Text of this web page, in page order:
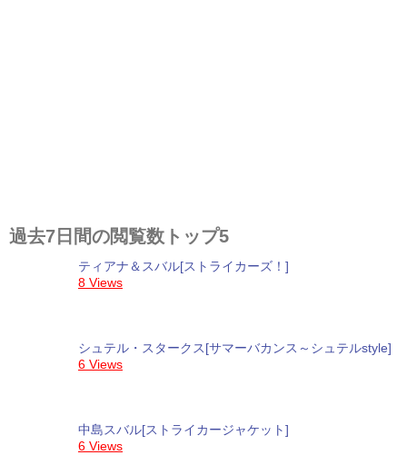
過去7日間の閲覧数トップ5
ティアナ＆スバル[ストライカーズ！]
8 Views
シュテル・スタークス[サマーバカンス～シュテルstyle]
6 Views
中島スバル[ストライカージャケット]
6 Views